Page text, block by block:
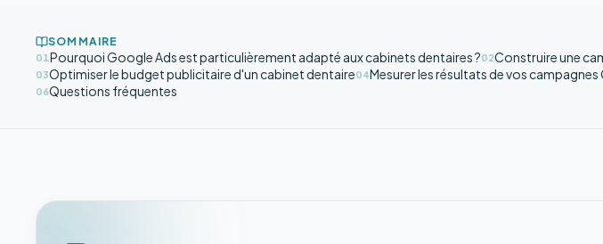
SOMMAIRE
01Pourquoi Google Ads est particulièrement adapté aux cabinets dentaires ?02Construire une
03Optimiser le budget publicitaire d'un cabinet dentaire04Mesurer les résultats de vos
06Questions fréquentes